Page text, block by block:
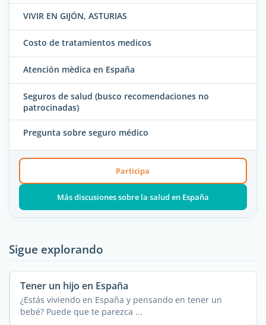
VIVIR EN GIJÓN, ASTURIAS
Costo de tratamientos medicos
Atención mèdica en España
Seguros de salud (busco recomendaciones no
patrocinadas)
Pregunta sobre seguro médico
Participa
Más discusiones sobre la salud en España
Sigue explorando
Tener un hijo en España
¿Estás viviendo en España y pensando en tener un
bebé? Puede que te parezca ...